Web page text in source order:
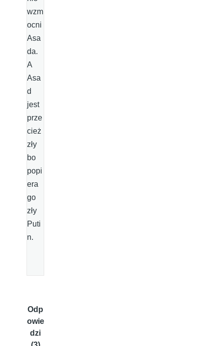
wzm
ocni
Asa
da.
A
Asa
d
jest
prze
cież
zły
bo
popi
era
go
zły
Puti
n.
Odp
owie
dzi